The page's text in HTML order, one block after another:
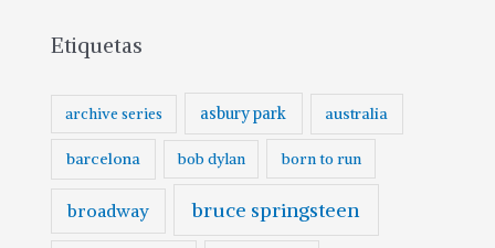
h
o
Etiquetas
archive series asbury park australia
barcelona bob dylan born to run
broadway bruce springsteen